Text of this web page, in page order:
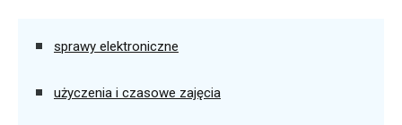
sprawy elektroniczne
użyczenia i czasowe zajęcia